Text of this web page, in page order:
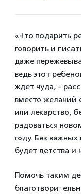
«Что подарить
говорить и
даже
ведь этот
ждет чуда, –
вместо желаний
или лекарство,
радоваться
году. Без
будет детства и
Помочь таким